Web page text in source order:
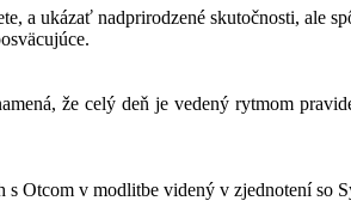
a ukázať nadprirodzené skutočnosti, ale
že celý deň je vedený rytmom
Otcom v modlitbe videný v zjednotení so